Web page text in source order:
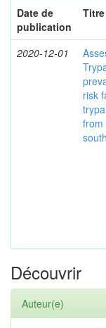
Date de
publication
Titre
2020-12-01
risk
from
Découvrir
Auteur(e)